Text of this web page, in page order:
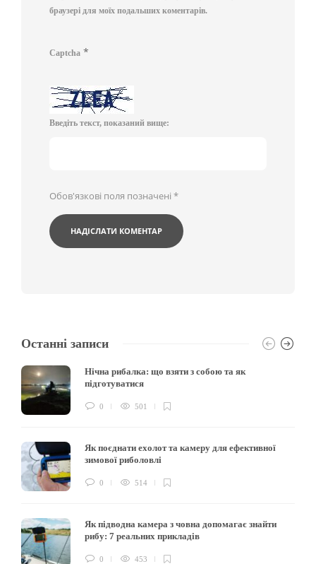
браузері для моїх подальших коментарів.
Captcha *
Введіть текст, показаний вище:
Обов'язкові поля позначені *
Останні записи
Нічна рибалка: що взяти з собою та як
підготуватися
0 501
Як поєднати ехолот та камеру для ефективної
зимової риболовлі
0 514
Як підводна камера з човна допомагає знайти
рибу: 7 реальних прикладів
0 453